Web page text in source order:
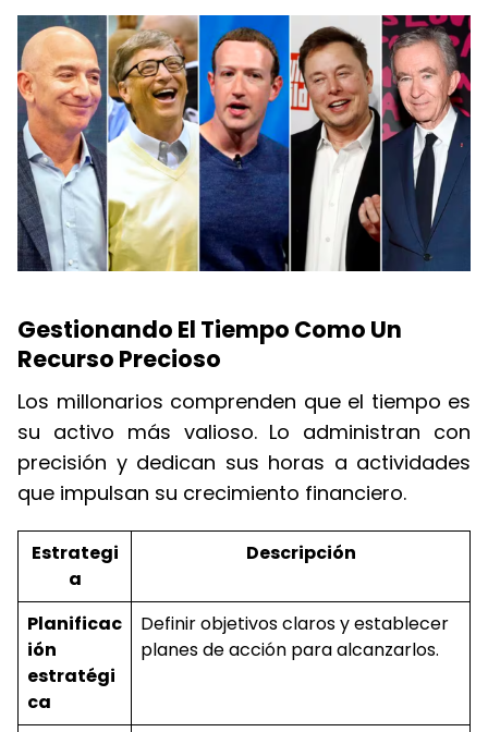
Gestionando El Tiempo Como Un
Recurso Precioso
Los millonarios comprenden que el tiempo es
su activo más valioso. Lo administran con
precisión y dedican sus horas a actividades
que impulsan su crecimiento financiero.
Estrategi
a
Descripción
Planificac
ión
estratégi
ca
Definir objetivos claros y establecer
planes de acción para alcanzarlos.